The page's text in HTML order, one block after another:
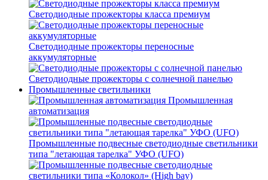
Светодиодные прожекторы класса премиум
Светодиодные прожекторы переносные
аккумуляторные
Светодиодные прожекторы с солнечной панелью
Промышленные светильники
Промышленная
автоматизация
Промышленные подвесные cветодиодные светильники
типа "летающая тарелка" УФО (UFO)